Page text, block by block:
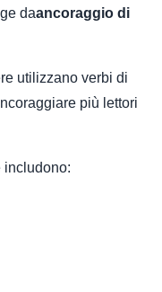
daancoraggio di
utilizzano verbi di
più lettori
includono: